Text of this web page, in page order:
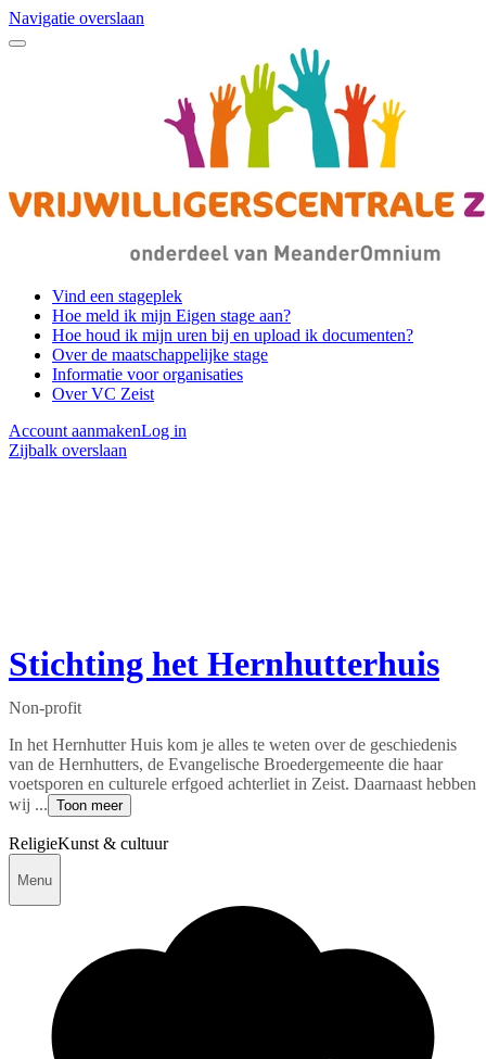
Navigatie overslaan
Vind een stageplek
Hoe meld ik mijn Eigen stage aan?
Hoe houd ik mijn uren bij en upload ik documenten?
Over de maatschappelijke stage
Informatie voor organisaties
Over VC Zeist
Account aanmakenLog in
Zijbalk overslaan
Stichting het Hernhutterhuis
Non-profit
In het Hernhutter Huis kom je alles te weten over de geschiedenis
van de Hernhutters, de Evangelische Broedergemeente die haar
voetsporen en culturele erfgoed achterliet in Zeist. Daarnaast hebben
wij ... Toon meer
ReligieKunst & cultuur
Menu